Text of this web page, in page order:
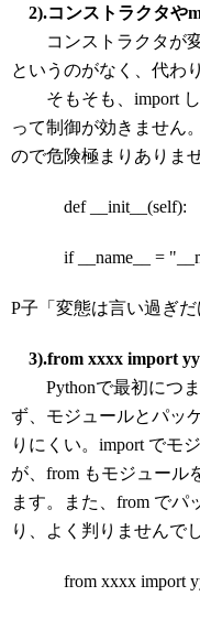
2).コンストラクタや
コンストラクタが変
というのがなく、代わ
そもそも、import し
って制御が効きません
ので危険極まりありませ
def __init__(self):
if __name__ =
P子「変態は言い過ぎ
3).from xxxx import
Pythonで最初につま
ず、モジュールとパッ
りにくい。import でモ
が、from もモジュール
ます。また、from でパ
り、よく判りませんで
from xxxx import